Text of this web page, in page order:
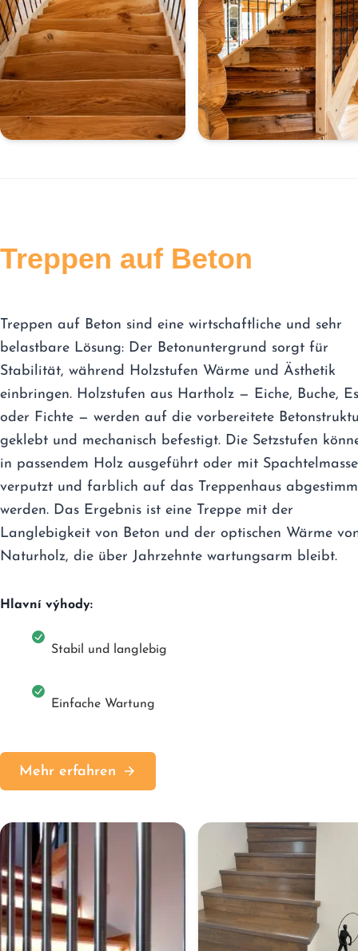
Treppen auf Beton
Treppen auf Beton sind eine wirtschaftliche und sehr
belastbare Lösung: Der Betonuntergrund sorgt für
Stabilität, während Holzstufen Wärme und Ästhetik
einbringen. Holzstufen aus Hartholz — Eiche, Buche,
oder Fichte — werden auf die vorbereitete
geklebt und mechanisch befestigt. Die Setzstufen
in passendem Holz ausgeführt oder mit Spachtelmasse
verputzt und farblich auf das Treppenhaus
werden. Das Ergebnis ist eine Treppe mit der
Langlebigkeit von Beton und der optischen Wärme
Naturholz, die über Jahrzehnte wartungsarm bleibt.
Hlavní výhody:
Stabil und langlebig
Einfache Wartung
Mehr erfahren